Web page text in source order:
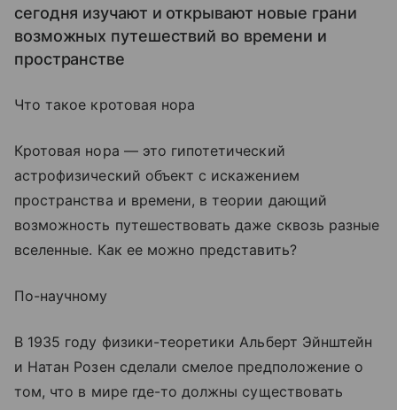
сегодня изучают и открывают новые грани
возможных путешествий во времени и
пространстве
Что такое кротовая нора
Кротовая нора — это гипотетический
астрофизический объект с искажением
пространства и времени, в теории дающий
возможность путешествовать даже сквозь разные
вселенные. Как ее можно представить?
По-научному
В 1935 году физики-теоретики Альберт Эйнштейн
и Натан Розен сделали смелое предположение о
том, что в мире где-то должны существовать